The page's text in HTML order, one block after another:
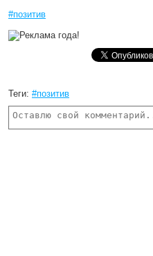
#позитив
Теги: #позитив